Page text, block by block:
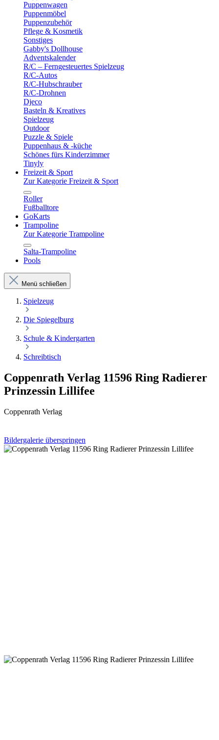
Puppenwagen
Puppenmöbel
Puppenzubehör
Pflege & Kosmetik
Sonstiges
Gabby's Dollhouse
Adventskalender
R/C – Ferngesteuertes Spielzeug
R/C-Autos
R/C-Hubschrauber
R/C-Drohnen
Djeco
Basteln & Kreatives
Spielzeug
Outdoor
Puzzle & Spiele
Puppenhaus & -küche
Schönes fürs Kinderzimmer
Tinyly
Freizeit & Sport
Zur Kategorie Freizeit & Sport
Roller
Fußballtore
GoKarts
Trampoline
Zur Kategorie Trampoline
Salta-Trampoline
Pools
Menü schließen
Spielzeug
Die Spiegelburg
Schule & Kindergarten
Schreibtisch
Coppenrath Verlag 11596 Ring Radierer
Prinzessin Lillifee
Coppenrath Verlag
Bildergalerie überspringen